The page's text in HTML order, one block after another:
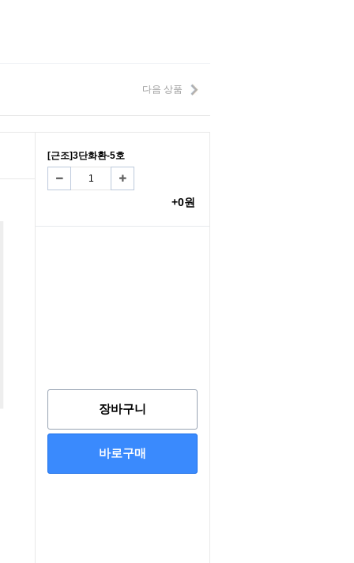
다음 상품
[근조]3단화환-5호
+0원
장바구니
바로구매